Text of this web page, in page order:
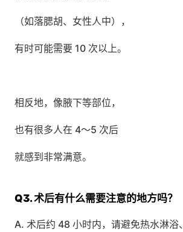
（如落腮胡、女性人中），
有时可能需要 10 次以上。
相反地，像腋下等部位，
也有很多人在 4～5 次后
就感到非常满意。
Q3. 术后有什么需要注意的地方吗？
A. 术后约 48 小时内，请避免热水淋浴、